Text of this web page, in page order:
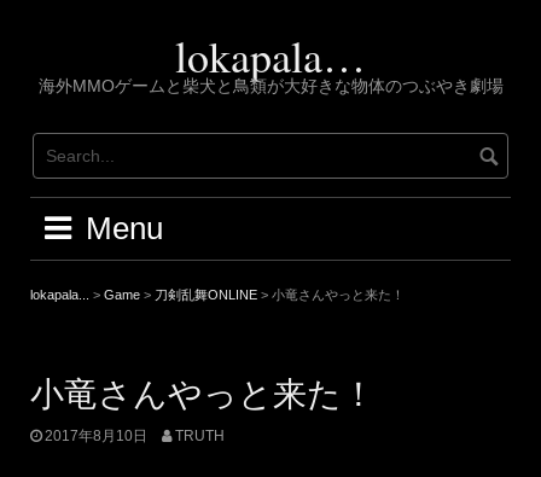
lokapala…
海外MMOゲームと柴犬と鳥類が大好きな物体のつぶやき劇場
Menu
lokapala... > Game > 刀剣乱舞ONLINE > 小竜さんやっと来た！
小竜さんやっと来た！
2017年8月10日 TRUTH